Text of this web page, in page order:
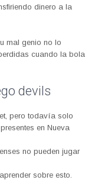
dinero a la
mal genio no lo
cuando la bola
devils
pero todavía solo
en Nueva
no pueden jugar
sobre esto.